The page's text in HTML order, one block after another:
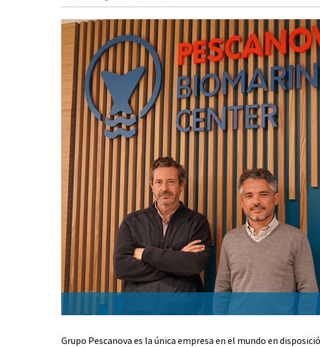
Grupo Pescanova es la única empresa en el mundo en